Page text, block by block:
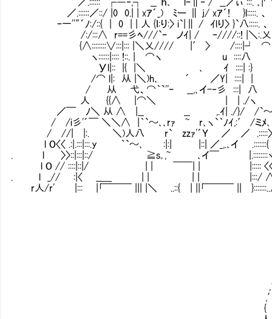
／.::::::／::/ |0 0.| | xｱ´_)㍉ﾐー ∥ j/ xｱ´!㍉ }l:::::. 、
ｰ一''"´ﾉ:/::{ | 0 | | 人 {ｌ:り:〉 i`|∥ / ｲlり〉 }`八:::::. 、
/:/:::∧ r==彡ﾍ///`ｰ ノｲ| / ｰ////::! |＼:.乂
{∧::::::::∨:::|::: |＼乂//// |′ 〉 /::::|┘ ⌒ 何で
ヽ::::::|:::: !::. | ⌒ヽ u ::::八
Уl|:: |{ |＼ ､ ｲ ::::| :}
/⌒ l|: 从 |＼)h､ ´ ／Y| ::::| |
/ 从 弋、⌒｀`''ｰ __,､イ-‐彡 :::| 八
人 {{∧ |⌒＼ | | ./ヽ
／￣ ﾉ＼ 从 ∧ |__ __ ,.ｲ| ./}/ /`～
/ /i彡'´￣ ＼＼∧ |｀`～､､rｧ㌢~㍉r､ヽ`｀ﾉｲ,:′ /ミﾒ､
/ //| |:. ＼)人八 r`㍉zzｧ'´Ｙ ／ ／ .:::::〉
l O〈〈 .:|.:::|:::.y ｀`～､ :|:| |::| ／_,.､イ
. l 〉〉::|:::|::/ ≧s｡,~ ､イ￣ |.::::::::ヾ
l O // ::::|::|/ | | ￣￣| | |::::: 〈〈
. l _// :|〈 __＿ | | | | |:::/
r人/r' |::: |｢￣￣￣ ||| |＼ ..::{ | ||｢￣￣￣ ||
,′.
{